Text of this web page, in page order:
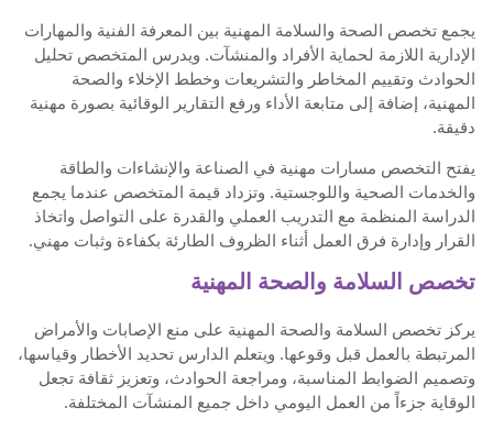
يجمع تخصص الصحة والسلامة المهنية بين المعرفة الفنية والمهارات
الإدارية اللازمة لحماية الأفراد والمنشآت. ويدرس المتخصص تحليل
الحوادث وتقييم المخاطر والتشريعات وخطط الإخلاء والصحة
المهنية، إضافة إلى متابعة الأداء ورفع التقارير الوقائية بصورة مهنية
دقيقة.
يفتح التخصص مسارات مهنية في الصناعة والإنشاءات والطاقة
والخدمات الصحية واللوجستية. وتزداد قيمة المتخصص عندما يجمع
الدراسة المنظمة مع التدريب العملي والقدرة على التواصل واتخاذ
القرار وإدارة فرق العمل أثناء الظروف الطارئة بكفاءة وثبات مهني.
تخصص السلامة والصحة المهنية
يركز تخصص السلامة والصحة المهنية على منع الإصابات والأمراض
المرتبطة بالعمل قبل وقوعها. ويتعلم الدارس تحديد الأخطار وقياسها،
وتصميم الضوابط المناسبة، ومراجعة الحوادث، وتعزيز ثقافة تجعل
الوقاية جزءاً من العمل اليومي داخل جميع المنشآت المختلفة.